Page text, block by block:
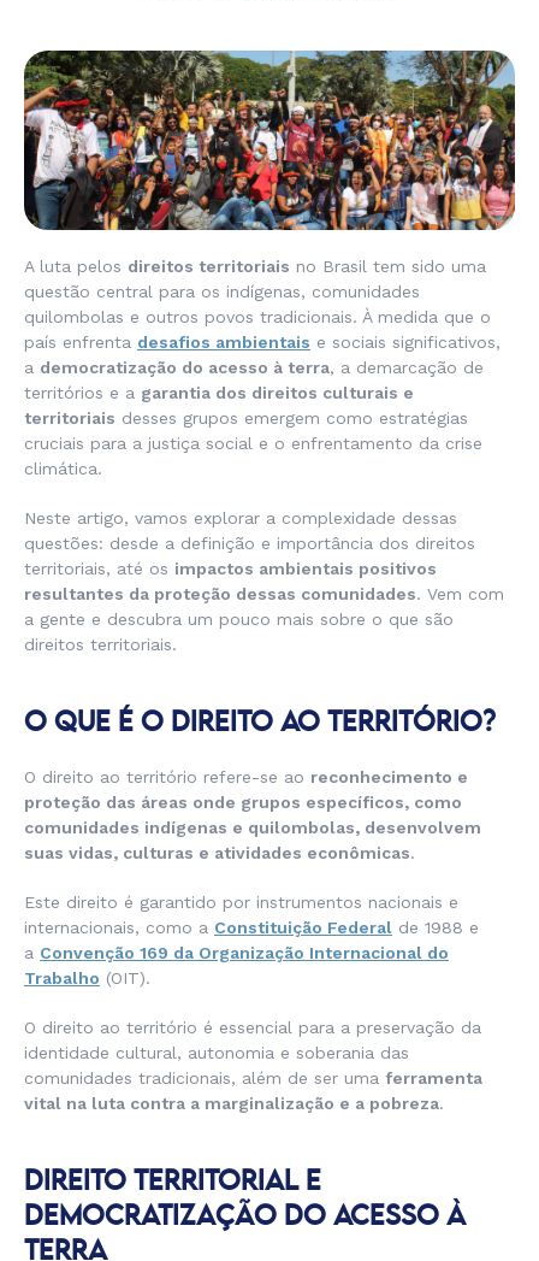
A luta pelos direitos territoriais no Brasil tem sido uma
questão central para os indígenas, comunidades
quilombolas e outros povos tradicionais. À medida que o
país enfrenta desafios ambientais e sociais significativos,
a democratização do acesso à terra, a demarcação de
territórios e a garantia dos direitos culturais e
territoriais desses grupos emergem como estratégias
cruciais para a justiça social e o enfrentamento da crise
climática.
Neste artigo, vamos explorar a complexidade dessas
questões: desde a definição e importância dos direitos
territoriais, até os impactos ambientais positivos
resultantes da proteção dessas comunidades. Vem com
a gente e descubra um pouco mais sobre o que são
direitos territoriais.
O QUE É O DIREITO AO TERRITÓRIO?
O direito ao território refere-se ao reconhecimento e
proteção das áreas onde grupos específicos, como
comunidades indígenas e quilombolas, desenvolvem
suas vidas, culturas e atividades econômicas.
Este direito é garantido por instrumentos nacionais e
internacionais, como a Constituição Federal de 1988 e
a Convenção 169 da Organização Internacional do
Trabalho (OIT).
O direito ao território é essencial para a preservação da
identidade cultural, autonomia e soberania das
comunidades tradicionais, além de ser uma ferramenta
vital na luta contra a marginalização e a pobreza.
DIREITO TERRITORIAL E
DEMOCRATIZAÇÃO DO ACESSO À
TERRA